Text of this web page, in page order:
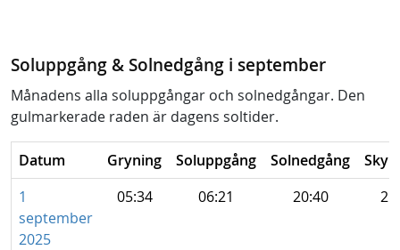
Soluppgång & Solnedgång i september
Månadens alla soluppgångar och solnedgångar. Den
gulmarkerade raden är dagens soltider.
Datum Gryning Soluppgång Solnedgång
1
september
2025
05:34 06:21 20:40